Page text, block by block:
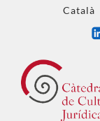
Català